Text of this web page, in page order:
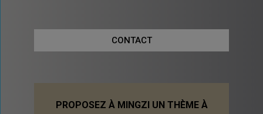
CONTACT
PROPOSEZ À MINGZI UN THÈME À